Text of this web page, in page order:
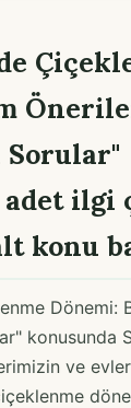
Sorular"
adet ilgi
konu
Dönemi:
konusunda
ve